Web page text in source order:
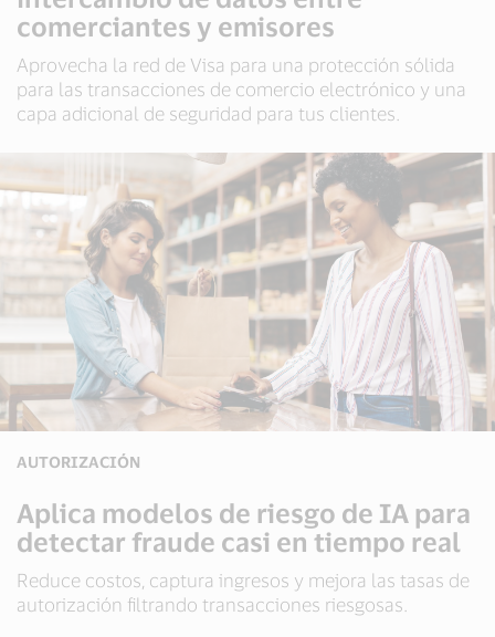
comerciantes y emisores
Aprovecha la red de Visa para una protección sólida
para las transacciones de comercio electrónico y una
capa adicional de seguridad para tus clientes.
AUTORIZACIÓN
Aplica modelos de riesgo de IA para
detectar fraude casi en tiempo real
Reduce costos, captura ingresos y mejora las tasas de
autorización filtrando transacciones riesgosas.